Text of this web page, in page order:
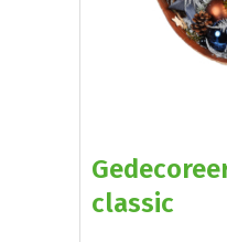
classic